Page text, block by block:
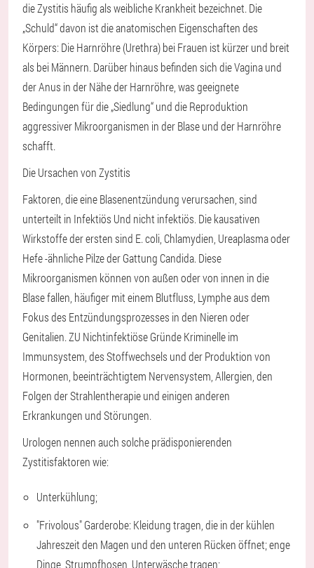
die Zystitis häufig als weibliche Krankheit bezeichnet. Die
„Schuld“ davon ist die anatomischen Eigenschaften des
Körpers: Die Harnröhre (Urethra) bei Frauen ist kürzer und breit
als bei Männern. Darüber hinaus befinden sich die Vagina und
der Anus in der Nähe der Harnröhre, was geeignete
Bedingungen für die „Siedlung“ und die Reproduktion
aggressiver Mikroorganismen in der Blase und der Harnröhre
schafft.
Die Ursachen von Zystitis
Faktoren, die eine Blasenentzündung verursachen, sind
unterteilt in Infektiös Und nicht infektiös. Die kausativen
Wirkstoffe der ersten sind E. coli, Chlamydien, Ureaplasma oder
Hefe -ähnliche Pilze der Gattung Candida. Diese
Mikroorganismen können von außen oder von innen in die
Blase fallen, häufiger mit einem Blutfluss, Lymphe aus dem
Fokus des Entzündungsprozesses in den Nieren oder
Genitalien. ZU Nichtinfektiöse GründeKriminelle im
Immunsystem, des Stoffwechsels und der Produktion von
Hormonen, beeinträchtigtem Nervensystem, Allergien, den
Folgen der Strahlentherapie und einigen anderen
Erkrankungen und Störungen.
Urologen nennen auch solche prädisponierenden
Zystitisfaktoren wie:
Unterkühlung;
"Frivolous" Garderobe: Kleidung tragen, die in der kühlen
Jahreszeit den Magen und den unteren Rücken öffnet; enge
Dinge, Strumpfhosen, Unterwäsche tragen;